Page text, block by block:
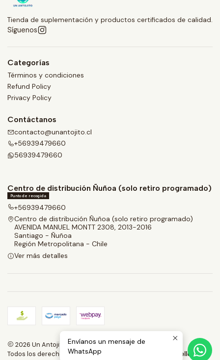
Tienda de suplementación y productos certificados de calidad.
Síguenos
Categorías
Términos y condiciones
Refund Policy
Privacy Policy
Contáctanos
contacto@unantojito.cl
+56939479660
56939479660
Centro de distribución Ñuñoa (solo retiro programado)
Punto de recogida
+56939479660
Centro de distribución Ñuñoa (solo retiro programado)
AVENIDA MANUEL MONTT 2308, 2013-2016
Santiago - Ñuñoa
Región Metropolitana - Chile
Ver más detalles
2026 Un Antojito.
Todos los derechos reservados.
Desarrollado por Jumpseller.
Envíanos un mensaje de
WhatsApp